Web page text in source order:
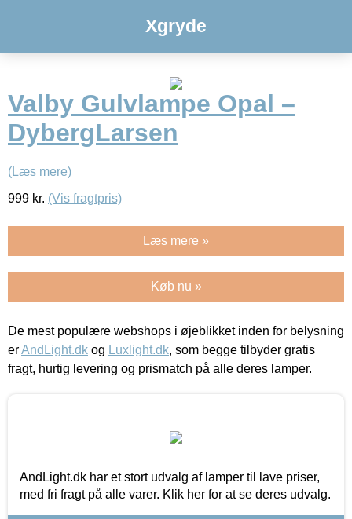
Xgryde
Valby Gulvlampe Opal –
DybergLarsen
(Læs mere)
999 kr. (Vis fragtpris)
Læs mere »
Køb nu »
De mest populære webshops i øjeblikket inden for belysning
erAndLight.dk og Luxlight.dk, som begge tilbyder gratis
fragt, hurtig levering og prismatch på alle deres lamper.
AndLight.dk har et stort udvalg af lamper til lave priser,
med fri fragt på alle varer. Klik her for at se deres udvalg.